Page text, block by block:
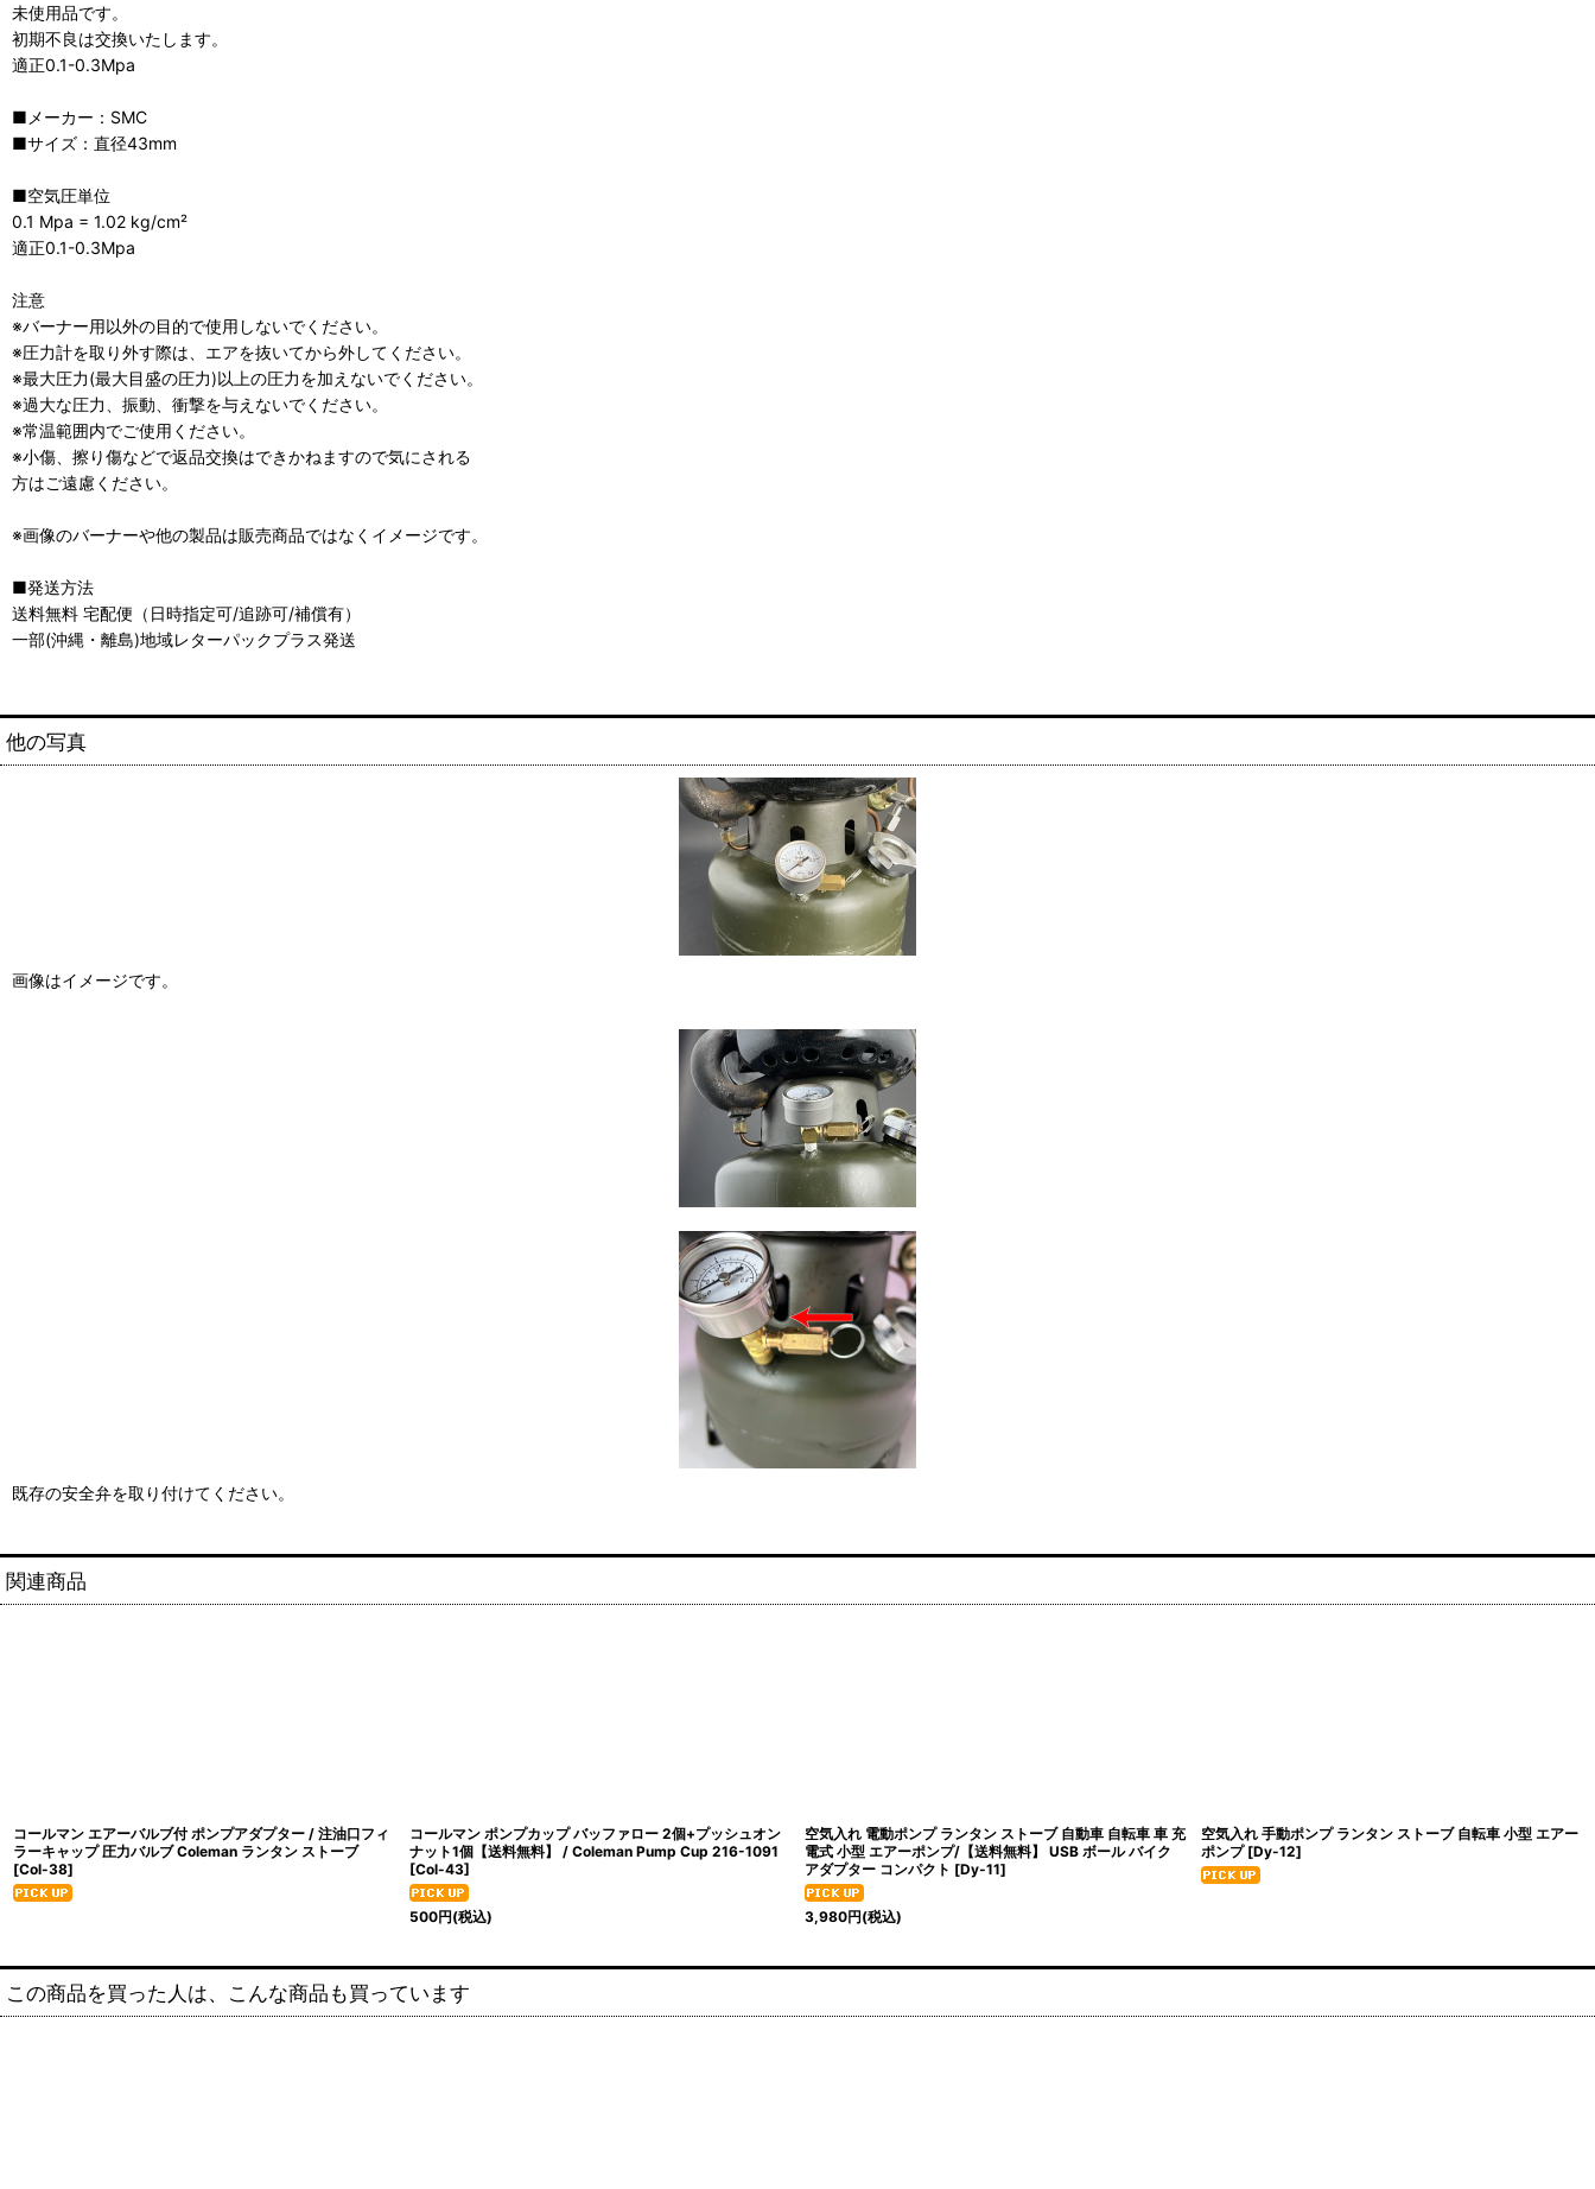
未使用品です。
初期不良は交換いたします。
適正0.1-0.3Mpa
■メーカー：SMC
■サイズ：直径43mm
■空気圧単位
0.1 Mpa = 1.02 kg/cm²
適正0.1-0.3Mpa
注意
※バーナー用以外の目的で使用しないでください。
※圧力計を取り外す際は、エアを抜いてから外してください。
※最大圧力(最大目盛の圧力)以上の圧力を加えないでください。
※過大な圧力、振動、衝撃を与えないでください。
※常温範囲内でご使用ください。
※小傷、擦り傷などで返品交換はできかねますので気にされる
方はご遠慮ください。
※画像のバーナーや他の製品は販売商品ではなくイメージです。
■発送方法
送料無料 宅配便（日時指定可/追跡可/補償有）
一部(沖縄・離島)地域レターパックプラス発送
他の写真
画像はイメージです。
既存の安全弁を取り付けてください。
関連商品
コールマン エアーバルブ付 ポンプアダプター / 注油口フィ
ラーキャップ 圧力バルブ Coleman ランタン ストーブ
[Col-38]
コールマン ポンプカップ バッファロー 2個+プッシュオン
ナット1個【送料無料】 / Coleman Pump Cup 216-1091
[Col-43]
500円(税込)
空気入れ 電動ポンプ ランタン ストーブ 自動車 自転車 車 充
電式 小型 エアーポンプ/【送料無料】 USB ボール バイク
アダプター コンパクト [Dy-11]
3,980円(税込)
空気入れ 手動ポンプ ランタン ストーブ 自転車 小型 エアー
ポンプ [Dy-12]
この商品を買った人は、こんな商品も買っています